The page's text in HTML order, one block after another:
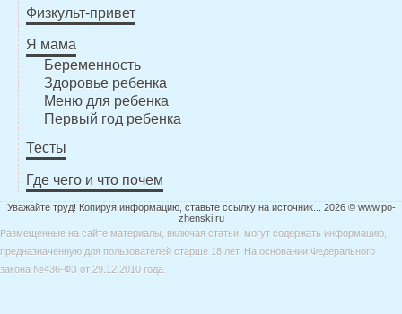
Физкульт-привет
Я мама
Беременность
Здоровье ребенка
Меню для ребенка
Первый год ребенка
Тесты
Где чего и что почем
Уважайте труд! Копируя информацию, ставьте ссылку на источник... 2026 © www.po-
zhenski.ru
Размещенные на сайте материалы, включая статьи, могут содержать информацию,
предназначенную для пользователей старше 18 лет. На основании Федерального
закона №436-ФЗ от 29.12.2010 года.